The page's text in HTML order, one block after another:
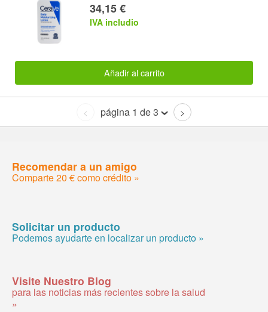
34,15 €
IVA includio
Añadir al carrito
< página 1 de 3 >
Recomendar a un amigo
Comparte 20 € como crédito »
Solicitar un producto
Podemos ayudarte en localizar un producto »
Visite Nuestro Blog
para las noticias más recientes sobre la salud
»